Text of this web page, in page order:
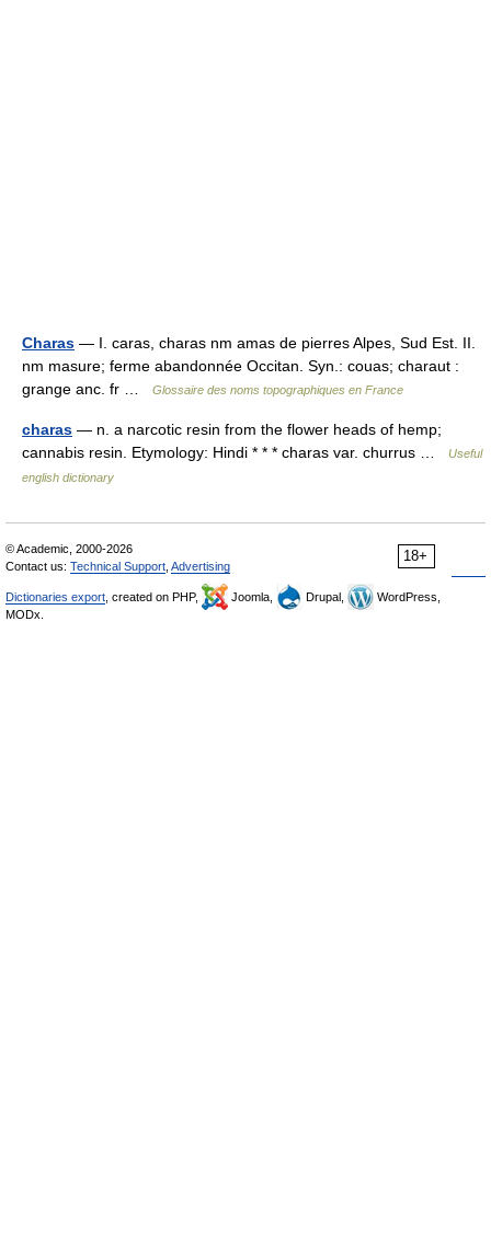
Charas — I. caras, charas nm amas de pierres Alpes, Sud Est. II.
nm masure; ferme abandonnée Occitan. Syn.: couas; charaut :
grange anc. fr …
Glossaire des noms topographiques en France
charas — n. a narcotic resin from the flower heads of hemp;
cannabis resin. Etymology: Hindi * * * charas var. churrus …
Useful
english dictionary
18+
© Academic, 2000-2026
Contact us: Technical Support Advertising
Dictionaries export , created on PHP, Joomla, Drupal,
WordPress,
MODx.